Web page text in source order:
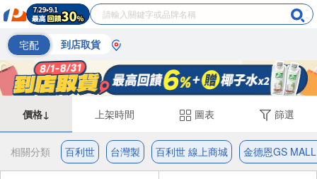
宅配 到店取貨
價格↓ 上架時間 圖表 篩選
相關分類 百利世 台灣製 百利世 線上商城 金德恩GS